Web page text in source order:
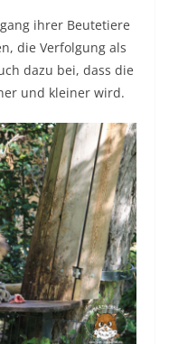
ihrer Beutetiere
die Verfolgung als
dazu bei, dass die
und kleiner wird.